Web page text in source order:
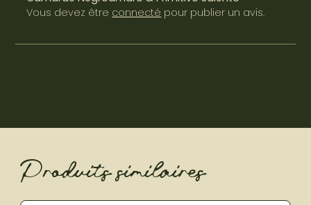
Vous devez être connecté pour publier un avis.
Produits similaires